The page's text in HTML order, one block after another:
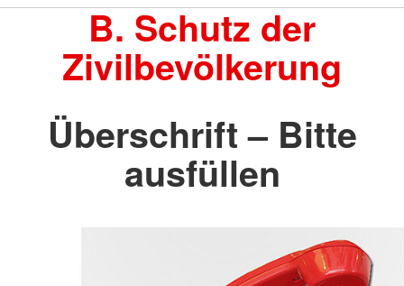
B. Schutz der
Zivilbevölkerung
Überschrift – Bitte
ausfüllen